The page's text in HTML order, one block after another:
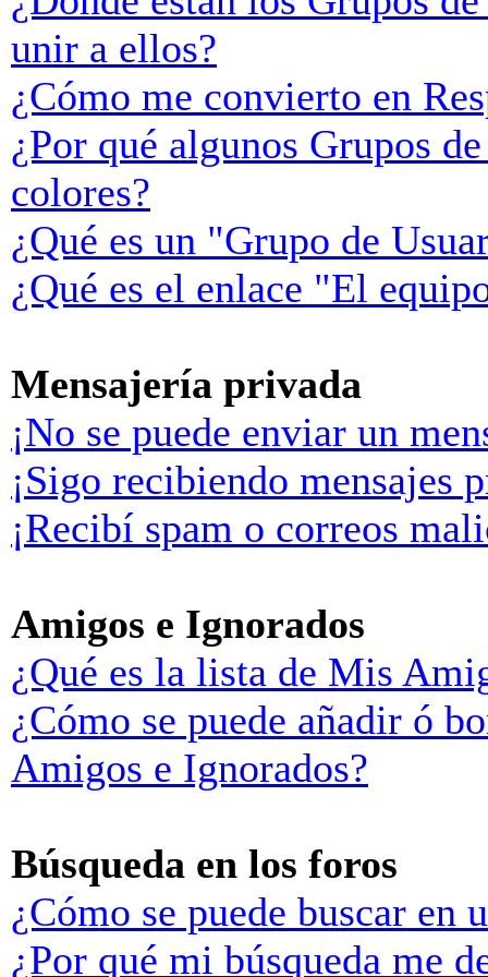
unir a ellos?
¿Cómo me convierto en
¿Por qué algunos Grupos
colores?
¿Qué es un "Grupo de
¿Qué es el enlace "El
Mensajería privada
¡No se puede enviar un
¡Sigo recibiendo mensajes
¡Recibí spam o correos
Amigos e Ignorados
¿Qué es la lista de Mis
¿Cómo se puede añadir ó
Amigos e Ignorados?
Búsqueda en los foros
¿Cómo se puede buscar en
¿Por qué mi búsqueda me